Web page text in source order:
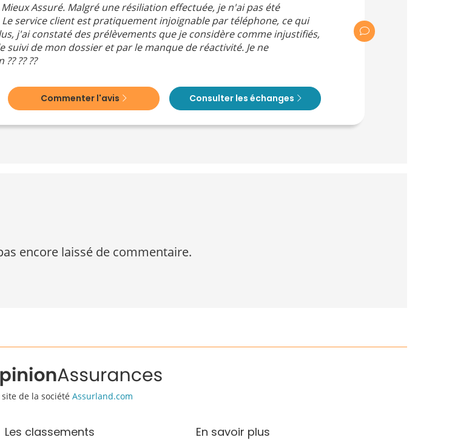
Assuré. Malgré une résiliation effectuée, je n'ai pas été
service client est pratiquement injoignable par téléphone, ce qui
j'ai constaté des prélèvements que je considère comme injustifiés,
suivi de mon dossier et par le manque de réactivité. Je ne
?? ??
Commenter l'avis Consulter les échanges
encore laissé de commentaire.
site de la société Assurland.com
Les classements En savoir plus